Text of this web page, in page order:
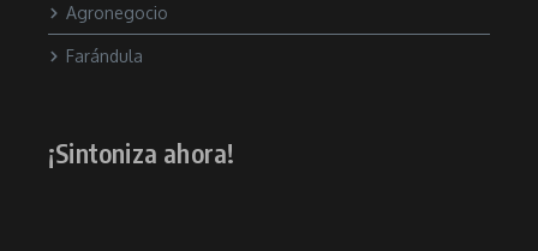
Agronegocio
Farándula
¡Sintoniza ahora!